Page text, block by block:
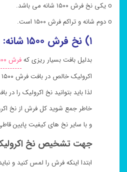
o یکی نخ فرش ۱۵۰۰ شانه می باشد.
o دوم شانه و تراکم فرش ۱۵۰۰ است.
۱) نخ فرش ۱۵۰۰ شانه:
بدلیل بافت بسیار ریزی کهفرش ۱۵۰۰ شانه
اکرولیک خالص در بافت فرش ۱۵۰۰ بکار رود.
لذا باید بتوانید نخ اکرولیک را
خاطر جمع شوید کل فرش از نخ
و با سایر نخ های کیفیت پایین
جهت تشخیص نخ
ابتدا اینکه فرش را لمس کنید و